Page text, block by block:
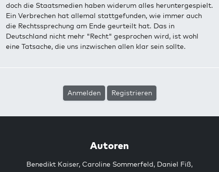
doch die Staatsmedien haben widerum alles heruntergespielt.
Ein Verbrechen hat allemal stattgefunden, wie immer auch
die Rechtssprechung am Ende geurteilt hat. Das in
Deutschland nicht mehr "Recht" gesprochen wird, ist wohl
eine Tatsache, die uns inzwischen allen klar sein sollte.
Anmelden Registrieren
Autoren
Benedikt Kaiser, Caroline Sommerfeld, Daniel Fiß,